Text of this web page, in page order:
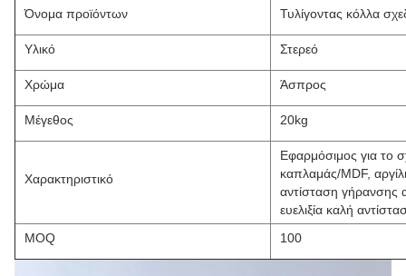
Όνομα προϊόντων
Τυλίγοντας κόλλα
Υλικό Στερεό
Χρώμα Άσπρος
Μέγεθος 20kg
Χαρακτηριστικό
Εφαρμόσιμος για το
καπλαμάς/MDF,
αντίσταση γήρανσης
ευελιξία καλή
MOQ
100